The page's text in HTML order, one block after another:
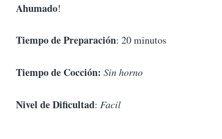
Ahumado!
Tiempo de Preparación: 20 minutos
Tiempo de Cocción: Sin horno
Nivel de Dificultad: Facil